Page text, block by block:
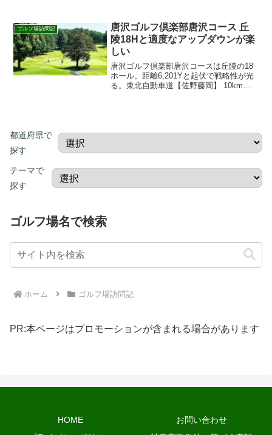
ゴルフ場訪問記
唐沢ゴルフ倶楽部唐沢コース 丘
陵18Hと適度なアップダウンが楽
しい
唐沢ゴルフ倶楽部唐沢コースは丘陵の18
ホール。距離6,201Yと起伏で戦略性が光
る。東北自動車道【佐野藤岡】 10km以
都道府県で
探す
テーマで
探す
ゴルフ場名で検索
ホーム ゴルフ場訪問記
PR:本ページはプロモーションが含まれる場合があります
HOME
お問い合わせ